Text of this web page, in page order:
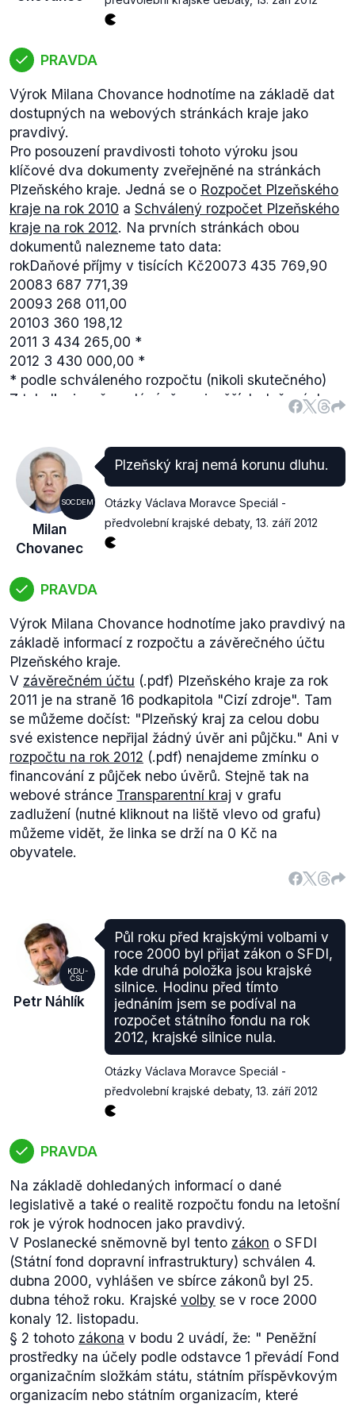
PRAVDA
Výrok Milana Chovance hodnotíme na základě dat
dostupných na webových stránkách kraje jako
pravdivý.
Pro posouzení pravdivosti tohoto výroku jsou
klíčové dva dokumenty zveřejněné na stránkách
Plzeňského kraje. Jedná se o Rozpočet Plzeňského
kraje na rok 2010 a Schválený rozpočet Plzeňského
kraje na rok 2012. Na prvních stránkách obou
dokumentů nalezneme tato data:
rokDaňové příjmy v tisících Kč20073 435 769,90
20083 687 771,39
20093 268 011,00
20103 360 198,12
2011 3 434 265,00 *
2012 3 430 000,00 *
* podle schváleného rozpočtu (nikoli skutečného)
Z tabulky jasně vyplývá, že nejvyšších daňových
příjmů dosáhl Plzeňský kraj v roce 2008 (tedy v
vyšších daňových příjmů dosaženo.
SOCDEM
Milan
Chovanec
Plzeňský kraj nemá korunu dluhu.
Otázky Václava Moravce Speciál -
předvolební krajské debaty, 13. září 2012
PRAVDA
Výrok Milana Chovance hodnotíme jako pravdivý na
základě informací z rozpočtu a závěrečného účtu
Plzeňského kraje.
V závěrečném účtu (.pdf) Plzeňského kraje za rok
2011 je na straně 16 podkapitola "Cizí zdroje". Tam
se můžeme dočíst: "Plzeňský kraj za celou dobu
své existence nepřijal žádný úvěr ani půjčku." Ani v
rozpočtu na rok 2012 (.pdf) nenajdeme zmínku o
financování z půjček nebo úvěrů. Stejně tak na
webové stránce Transparentní kraj v grafu
zadlužení (nutné kliknout na liště vlevo od grafu)
můžeme vidět, že linka se drží na 0 Kč na
obyvatele.
KDU-
ČSL
Petr Náhlík
Půl roku před krajskými volbami v
roce 2000 byl přijat zákon o SFDI,
kde druhá položka jsou krajské
silnice. Hodinu před tímto
jednáním jsem se podíval na
rozpočet státního fondu na rok
2012, krajské silnice nula.
Otázky Václava Moravce Speciál -
předvolební krajské debaty, 13. září 2012
PRAVDA
Na základě dohledaných informací o dané
legislativě a také o realitě rozpočtu fondu na letošní
rok je výrok hodnocen jako pravdivý.
V Poslanecké sněmovně byl tento zákon o SFDI
(Státní fond dopravní infrastruktury) schválen 4.
dubna 2000, vyhlášen ve sbírce zákonů byl 25.
dubna téhož roku. Krajské volby se v roce 2000
konaly 12. listopadu.
§ 2 tohoto zákona v bodu 2 uvádí, že: " Peněžní
prostředky na účely podle odstavce 1 převádí Fond
organizačním složkám státu, státním příspěvkovým
organizacím nebo státním organizacím, které